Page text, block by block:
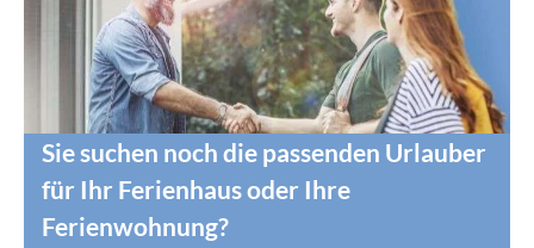
Sie suchen noch die passenden Urlauber
für Ihr Ferienhaus oder Ihre
Ferienwohnung?